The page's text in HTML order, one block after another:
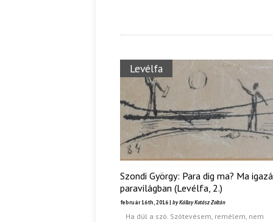
Levélfa
Szondi György: Para dig ma? Ma
paravilágban (Levélfa, 2.)
február 16th, 2016 | by Kállay Kotász Zoltán
Ha dúl a szó. Szótevésem, remélem, nem